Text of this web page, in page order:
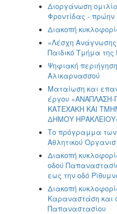
Διοργάνωση
Φροντίδας -
Διακοπή
«Λέσχη
Παιδικό Τμήμα της
Ψηφιακή
Αλικαρνασσού
Ματαίωση και
έργου
ΚΑΤΕΧΑΚΗ ΚΑΙ
ΔΗΜΟΥ
Το πρόγραμμα
Αθλητικού
Διακοπή
οδού
εως την οδό
Διακοπή
Καραναστάση και
Παπαναστασίου